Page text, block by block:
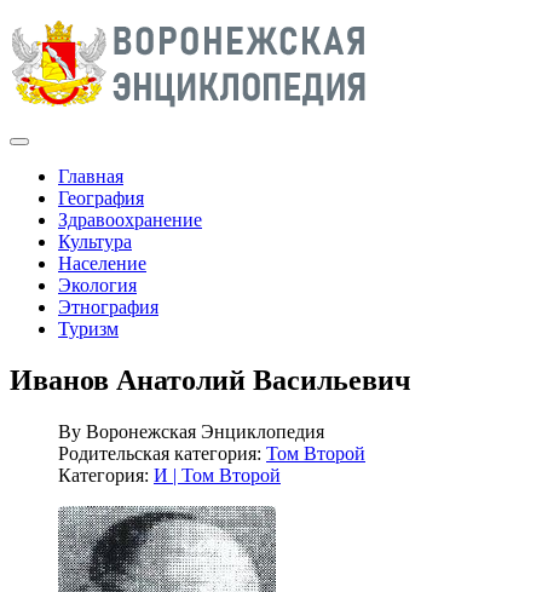
Главная
География
Здравоохранение
Культура
Население
Экология
Этнография
Туризм
Иванов Анатолий Васильевич
By Воронежская Энциклопедия
Родительская категория: Том Второй
Категория: И | Том Второй